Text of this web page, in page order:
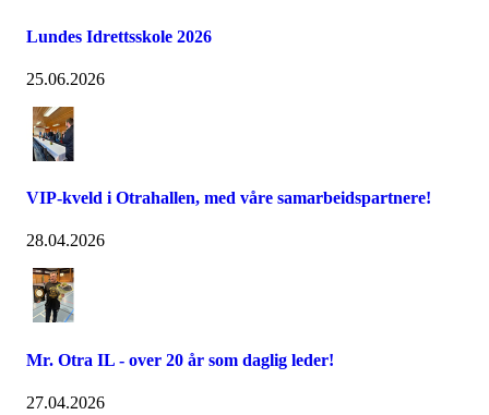
Lundes Idrettsskole 2026
25.06.2026
VIP-kveld i Otrahallen, med våre samarbeidspartnere!
28.04.2026
Mr. Otra IL - over 20 år som daglig leder!
27.04.2026